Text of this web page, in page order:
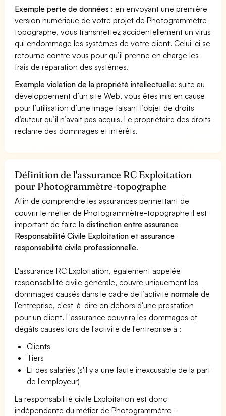
Exemple perte de données : en envoyant une première
version numérique de votre projet de Photogrammètre-
topographe, vous transmettez accidentellement un virus
qui endommage les systèmes de votre client. Celui-ci se
retourne contre vous pour qu’il prenne en charge les
frais de réparation des systèmes.
Exemple violation de la propriété intellectuelle: suite au
développement d’un site Web, vous êtes mis en cause
pour l’utilisation d’une image faisant l’objet de droits
d’auteur qu’il n’avait pas acquis. Le propriétaire des droits
réclame des dommages et intérêts.
Définition de l'assurance RC Exploitation
pour Photogrammètre-topographe
Afin de comprendre les assurances permettant de
couvrir le métier de Photogrammètre-topographe il est
important de faire ladistinction entre assurance
Responsabilité Civile Exploitation et assurance
responsabilité civile professionnelle.
L'assurance RC Exploitation, également appelée
responsabilité civile générale, couvre uniquement les
dommages causés dans le cadre de l’activiténormale de
l’entreprise, c'est-à-dire en dehors d'une prestation
pour un client. L'assurance couvrira les dommages et
dégâts causés lors de l'activité de l'entreprise à :
Clients
Tiers
Et des salariés (s'il y a une faute inexcusable de la part
de l'employeur)
La responsabilité civile Exploitation est donc
indépendante du métier de Photogrammètre-